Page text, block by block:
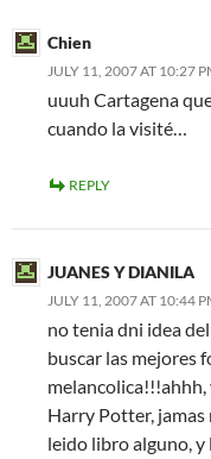
Chien
JULY 11, 2007 AT 10:27
uuuh Cartagena
cuando la visité…
REPLY
JUANES Y DIANILA
JULY 11, 2007 AT 10:44
no tenia dni idea
buscar las mejores
Harry Potter, jamas
leido libro alguno, y